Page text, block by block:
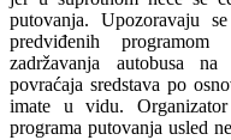
putovanja. Upozoravaju
predviđenih
zadržavanja autobusa
povraćaja sredstava po
imate u vidu.
programa putovanja usled